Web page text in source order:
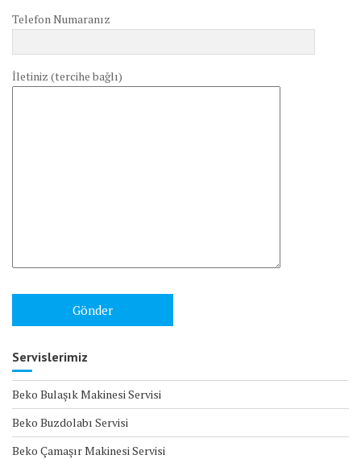
Telefon Numaranız
İletiniz (tercihe bağlı)
Servislerimiz
Beko Bulaşık Makinesi Servisi
Beko Buzdolabı Servisi
Beko Çamaşır Makinesi Servisi